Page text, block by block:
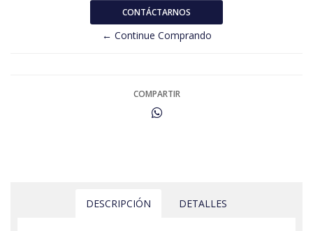
CONTÁCTARNOS
← Continue Comprando
COMPARTIR
DESCRIPCIÓN DETALLES